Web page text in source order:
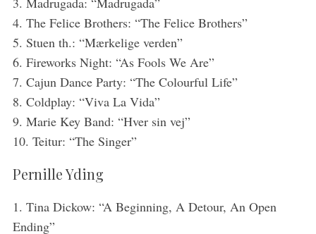
4. The Felice Brothers: “The Felice Brothers”
5. Stuen th.: “Mærkelige verden”
6. Fireworks Night: “As Fools We Are”
7. Cajun Dance Party: “The Colourful Life”
8. Coldplay: “Viva La Vida”
9. Marie Key Band: “Hver sin vej”
10. Teitur: “The Singer”
Pernille Yding
1. Tina Dickow: “A Beginning, A Detour, An Open
Ending”